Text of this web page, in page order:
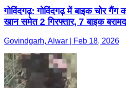
गोविंदगढ़: गोविंदगढ़ में बाइक चोर गैंग
खान समेत 2 गिरफ्तार, 7 बाइक बरामद
Govindgarh, Alwar | Feb 18, 2026